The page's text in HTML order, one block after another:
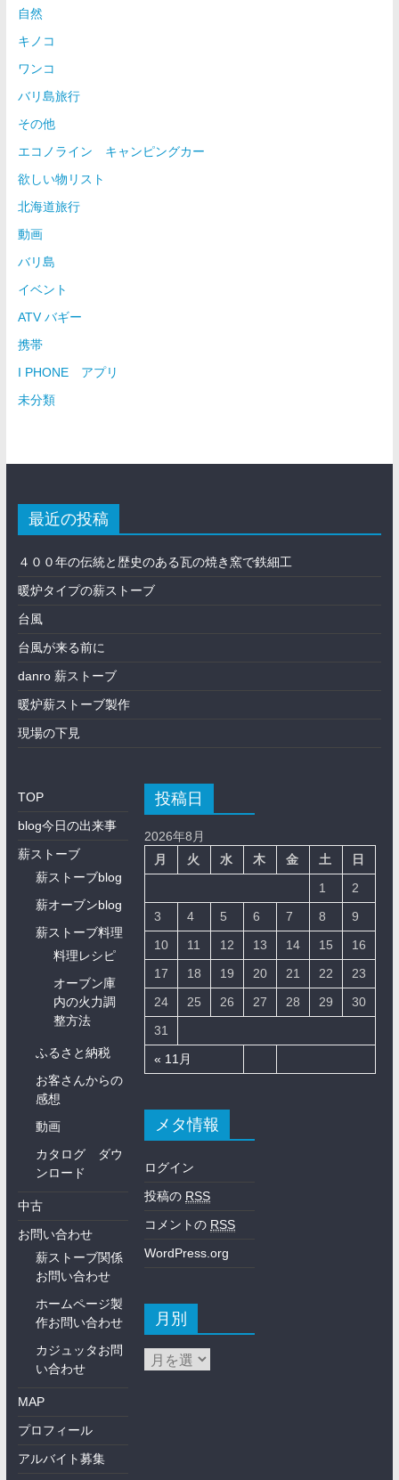
自然
キノコ
ワンコ
バリ島旅行
その他
エコノライン キャンピングカー
欲しい物リスト
北海道旅行
動画
バリ島
イベント
ATV バギー
携帯
I PHONE アプリ
未分類
最近の投稿
４００年の伝統と歴史のある瓦の焼き窯で鉄細工
暖炉タイプの薪ストーブ
台風
台風が来る前に
danro 薪ストーブ
暖炉薪ストーブ製作
現場の下見
TOP
blog今日の出来事
薪ストーブ
薪ストーブblog
薪オーブンblog
薪ストーブ料理
料理レシピ
オーブン庫
内の火力調
整方法
ふるさと納税
お客さんからの
感想
動画
カタログ ダウ
ンロード
中古
お問い合わせ
薪ストーブ関係
お問い合わせ
ホームページ製
作お問い合わせ
カジュッタお問
い合わせ
MAP
プロフィール
アルバイト募集
投稿日
2026年8月
月
火 水 木 金 土 日
« 11月
1
2
3
4 5 6 7 8
9
10
11 12 13 14 15
16
17
18 19 20 21 22
23
24
25 26 27 28 29
30
31
メタ情報
ログイン
投稿の RSS
コメントの RSS
WordPress.org
月別